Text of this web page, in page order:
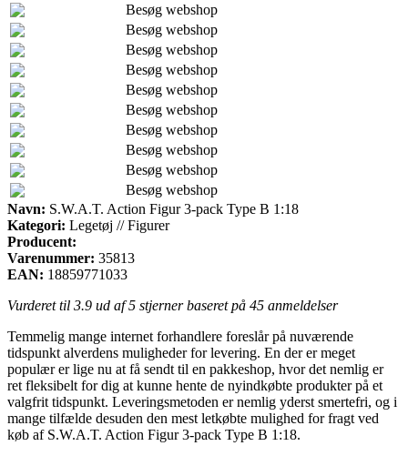
Besøg webshop
Besøg webshop
Besøg webshop
Besøg webshop
Besøg webshop
Besøg webshop
Besøg webshop
Besøg webshop
Besøg webshop
Besøg webshop
Navn: S.W.A.T. Action Figur 3-pack Type B 1:18
Kategori: Legetøj // Figurer
Producent:
Varenummer: 35813
EAN: 18859771033
Vurderet til 3.9 ud af 5 stjerner baseret på 45 anmeldelser
Temmelig mange internet forhandlere foreslår på nuværende
tidspunkt alverdens muligheder for levering. En der er meget
populær er lige nu at få sendt til en pakkeshop, hvor det nemlig er
ret fleksibelt for dig at kunne hente de nyindkøbte produkter på et
valgfrit tidspunkt. Leveringsmetoden er nemlig yderst smertefri, og i
mange tilfælde desuden den mest letkøbte mulighed for fragt ved
køb af S.W.A.T. Action Figur 3-pack Type B 1:18.